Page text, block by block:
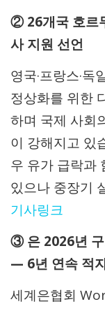
② 26개국 호르
사 지원 선언
영국·프랑스·독
정상화를 위한
하며 국제 사회
이 강해지고 있
우 유가 급락과
있으나 중장기
기사링크
③ 은 2026년 구
— 6년 연속 적
세계은협회